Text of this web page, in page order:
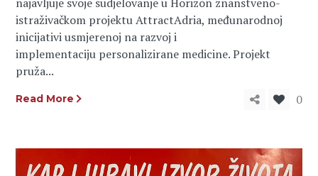
istraživačkom projektu AttractAdria, međunarodnoj
inicijativi usmjerenoj na razvoj i
implementaciju personalizirane medicine. Projekt
pruža...
Read More 0